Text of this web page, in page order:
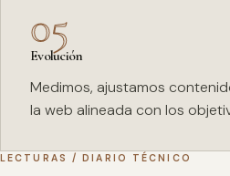
05
Evolución
Medimos, ajustamos
la web alineada con los
LECTURAS / DIARIO TÉCNICO